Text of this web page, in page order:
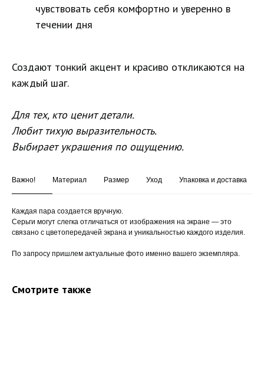
чувствовать себя комфортно и уверенно в
течении дня
Создают тонкий акцент и красиво откликаются на
каждый шаг.
Для тех, кто ценит детали.
Любит тихую выразительность.
Выбирает украшения по ощущению.
Важно! Материал Размер Уход Упаковка и доставка
Каждая пара создается вручную.
Серьги могут слегка отличаться от изображения на экране — это
связано с цветопередачей экрана и уникальностью каждого изделия.
По запросу пришлем актуальные фото именно вашего экземпляра.
Смотрите также